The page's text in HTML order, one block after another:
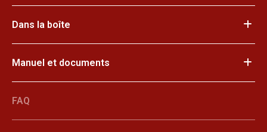
Dans la boîte
Manuel et documents
FAQ